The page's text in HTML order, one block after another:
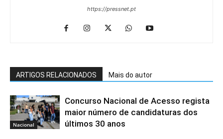
https://pressnet.pt
ARTIGOS RELACIONADOS Mais do autor
Nacional
Concurso Nacional de Acesso regista
maior número de candidaturas dos
últimos 30 anos